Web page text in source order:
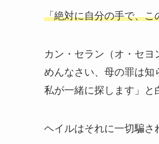
「絶対に自分の手で、こ
カン・セラン（オ・セヨ
めんなさい、母の罪は知
私が一緒に探します」と
ヘイルはそれに一切騙さ